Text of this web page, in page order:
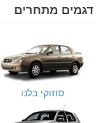
דגמים מתחרים
סוזוקי בלנו